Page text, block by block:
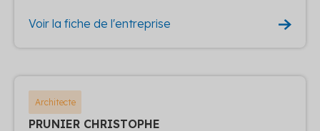
Voir la fiche de l'entreprise
Architecte
PRUNIER CHRISTOPHE